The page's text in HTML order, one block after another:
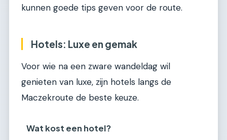
kunnen goede tips geven voor de route.
Hotels: Luxe en gemak
Voor wie na een zware wandeldag wil
genieten van luxe, zijn hotels langs de
Maczekroute de beste keuze.
Wat kost een hotel?